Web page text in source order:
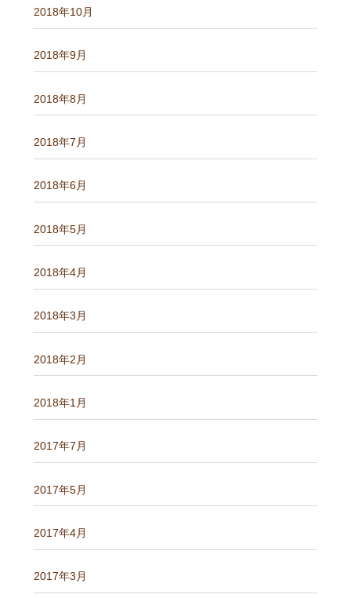
2018年10月
2018年9月
2018年8月
2018年7月
2018年6月
2018年5月
2018年4月
2018年3月
2018年2月
2018年1月
2017年7月
2017年5月
2017年4月
2017年3月